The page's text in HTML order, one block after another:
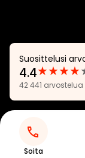
Soita
Suosittelusi
Arvostelut:
4.4
★★★★
4.4
42 441 arvostelua